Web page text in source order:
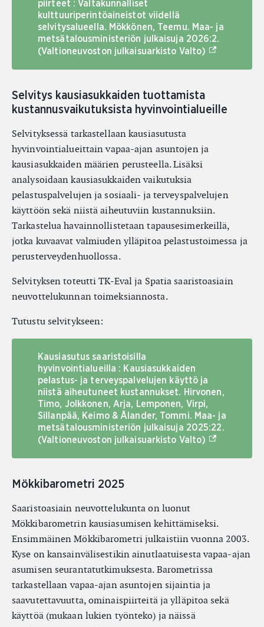
piirteet : Valtakunnalliset
kulttuuriperintöaineistot viidellä
selvitysalueella. Mökkönen, Teemu. Maa- ja
metsätalousministeriön julkaisuja 2026:2.
(Valtioneuvoston julkaisuarkisto Valto) (Ulkoinen
Selvitys kausiasukkaiden tuottamista
kustannusvaikutuksista hyvinvointialueille
Selvityksessä tarkastellaan kausiasutusta
hyvinvointialueittain vapaa-ajan asuntojen ja
kausiasukkaiden määrien perusteella. Lisäksi
analysoidaan kausiasukkaiden vaikutuksia
pelastuspalvelujen ja sosiaali- ja terveyspalvelujen
käyttöön sekä niistä aiheutuviin kustannuksiin.
Tarkastelua havainnollistetaan tapausesimerkeillä,
jotka kuvaavat valmiuden ylläpitoa pelastustoimessa ja
perusterveydenhuollossa.
Selvityksen toteutti TK-Eval ja Spatia saaristoasiain
neuvottelukunnan toimeksiannosta.
Tutustu selvitykseen:
Kausiasutus saaristoisilla
hyvinvointialueilla : Kausiasukkaiden
pelastus- ja terveyspalvelujen käyttö ja
niistä aiheutuneet kustannukset. Hirvonen,
Timo, Jolkkonen, Arja, Lemponen, Virpi,
Sillanpää, Keimo & Ålander, Tommi. Maa- ja
metsätalousministeriön julkaisuja 2025:22.
(Valtioneuvoston julkaisuarkisto Valto) (Ulkoinen
Mökkibarometri 2025
Saaristoasiain neuvottelukunta on luonut
Mökkibarometrin kausiasumisen kehittämiseksi.
Ensimmäinen Mökkibarometri julkaistiin vuonna 2003.
Kyse on kansainvälisestikin ainutlaatuisesta vapaa-ajan
asumisen seurantatutkimuksesta. Barometrissa
tarkastellaan vapaa-ajan asuntojen sijaintia ja
saavutettavuutta, ominaispiirteitä ja ylläpitoa sekä
käyttöä (mukaan lukien työnteko) ja näissä